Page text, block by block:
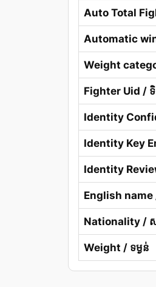
Auto Total
Automatic
Weight
Fighter Uid /
Identity
Identity Key
Identity
English name
Nationality / ស
Weight / ទម្ងន់